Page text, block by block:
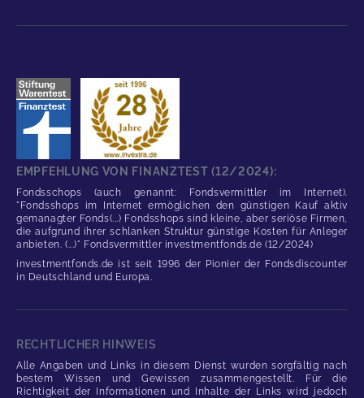
EMPFEHLUNG VON FINANZTEST (12/2024):
Fondsschops (auch genannt: Fondsvermittler im Internet).
"Fondsshops im Internet ermöglichen den günstigen Kauf aktiv
gemanagter Fonds(...) Fondsshops sind kleine, aber seriöse Firmen,
die aufgrund ihrer schlanken Struktur günstige Kosten für Anleger
anbieten. (...)" Fondsvermittler investmentfonds.de (12/2024)
investmentfonds.de ist seit 1996 der Pionier der Fondsdiscounter
in Deutschland und Europa.
RECHTLICHER HINWEIS
Alle Angaben und Links in diesem Dienst wurden sorgfältig nach
bestem Wissen und Gewissen zusammengestellt. Für die
Richtigkeit der Informationen und Inhalte der Links wird jedoch